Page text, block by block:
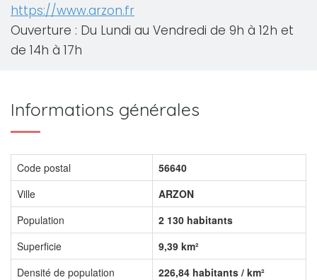
https://www.arzon.fr
Ouverture : Du Lundi au Vendredi de 9h à 12h et
de 14h à 17h
Informations générales
Code postal
56640
Ville
ARZON
Population
2 130 habitants
Superficie
9,39 km²
Densité de population
226,84 habitants / km²